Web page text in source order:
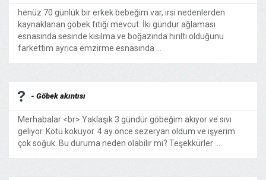
henüz 70 günlük bir erkek bebeğim var, ırsi nedenlerden
kaynaklanan göbek fıtığı mevcut. İki gündür ağlaması
esnasında sesinde kısılma ve boğazında hırıltı olduğunu
farkettim ayrıca emzirme esnasında ...
- Göbek akıntısı
Merhabalar <br> Yaklaşık 3 gündür göbeğim akıyor ve sıvı
geliyor. Kötü kokuyor. 4 ay önce sezeryan oldum ve işyerim
çok soğuk. Bu duruma neden olabilir mi? Teşekkürler ...